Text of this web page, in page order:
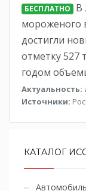
БЕСПЛАТНО В
мороженого
достигли
отметку 527
годом
Актуальность:
Источники:
КАТАЛОГ